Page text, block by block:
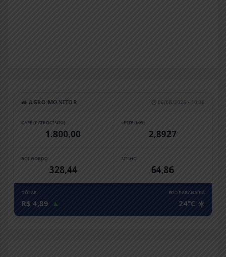
🚜 AGRO MONITOR 🕒 06/08/2026 • 10:28
CAFÉ (PATROCÍNIO)
1.800,00
LEITE (MG)
2,8927
BOI GORDO
328,44
MILHO
64,86
DÓLAR
R$ 4,89 ▲
RIO PARANAíBA
24°C ☀️